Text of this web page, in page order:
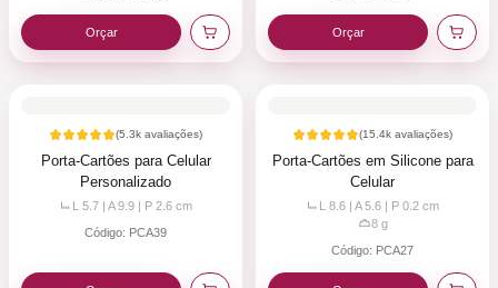
Orçar Orçar
(5.3k avaliações)
Porta-Cartões para Celular
Personalizado
L 5.7 | A 9.9 | P 2.6 cm
Código: PCA39
(15.4k avaliações)
Porta-Cartões em Silicone para
Celular
L 8.6 | A 5.6 | P 0.2 cm
8g
Código: PCA27